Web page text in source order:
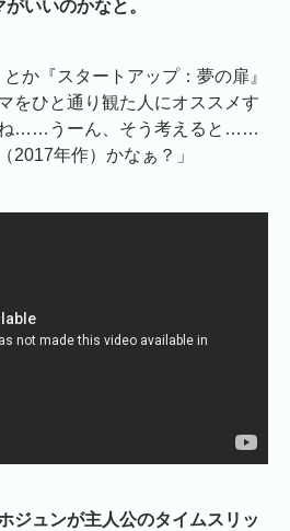
いいのかなと。
か『スタートアップ：夢の扉』
をひと通り観た人にオススメす
ね……うーん、そう考えると……
（2017年作）かなぁ？」
ジュンが主人公のタイムスリッ